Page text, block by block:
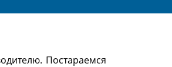
Постараемся